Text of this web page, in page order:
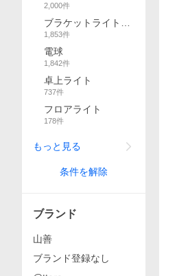
2,000件
ブラケットライト、
壁掛け灯
1,853件
電球
1,842件
卓上ライト
737件
フロアライト
178件
もっと見る
条件を解除
ブランド
山善
ブランド登録なし